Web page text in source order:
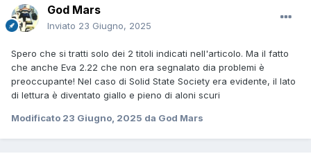
God Mars
Inviato 23 Giugno, 2025
Spero che si tratti solo dei 2 titoli indicati nell'articolo. Ma il fatto
che anche Eva 2.22 che non era segnalato dia problemi è
preoccupante! Nel caso di Solid State Society era evidente, il lato
di lettura è diventato giallo e pieno di aloni scuri
Modificato 23 Giugno, 2025 da God Mars